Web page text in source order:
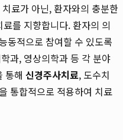
료가 아닌, 환자와의 충분한
를 지향합니다. 환자의 의
동적으로 참여할 수 있도록
과, 영상의학과 등 각 분야
통해 신경주사치료, 도수치
통합적으로 적용하여 치료